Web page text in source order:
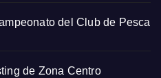
del Club de Pesca
de Zona Centro